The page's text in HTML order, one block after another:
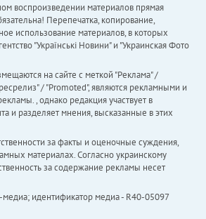
воспроизведении материалов прямая
Перепечатка, копирование,
использование материалов, в которых
"Українськi Новини" и "Украинская Фото
на сайте с меткой "Реклама" /
/ "Promoted", являются рекламными и
, однако редакция участвует в
и разделяет мнения, высказанные в этих
за факты и оценочные суждения,
материалах. Согласно украинскому
за содержание рекламы несет
идентификатор медиа - R40-05097